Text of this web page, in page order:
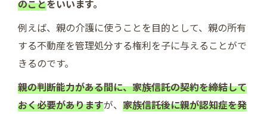
のことをいいます。
例えば、親の介護に使うことを目的として、親の所有
する不動産を管理処分する権利を子に与えることがで
きるのです。
親の判断能力がある間に、家族信託の契約を締結して
おく必要がありますが、 家族信託後に親が認知症を発